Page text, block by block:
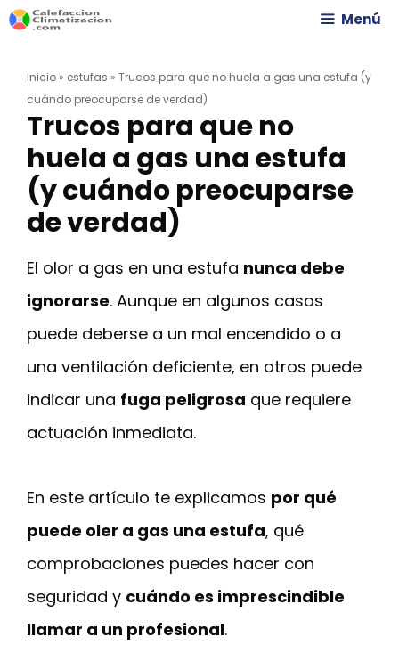
Saltar
contenido
Menú
Inicio » estufas » Trucos para que no huela a gas una estufa (y
cuándo preocuparse de verdad)
Trucos para que no
huela a gas una estufa
(y cuándo preocuparse
de verdad)
El olor a gas en una estufa nunca debe
ignorarse. Aunque en algunos casos
puede deberse a un mal encendido o a
una ventilación deficiente, en otros puede
indicar una fuga peligrosa que requiere
actuación inmediata.
En este artículo te explicamos por qué
puede oler a gas una estufa, qué
comprobaciones puedes hacer con
seguridad y cuándo es imprescindible
llamar a un profesional.